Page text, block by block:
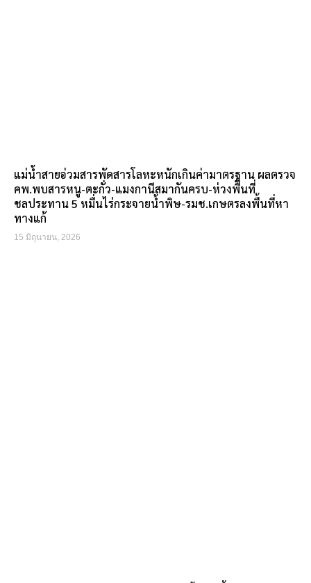
แม่น้ำสายอ่วมสารพัดสารโลหะหนักเกินค่ามาตรฐาน ผลตรวจ
คพ.พบสารหนู-ตะกั่ว-แมงกานีสมากันครบ-ห่วงพื้นที่
ชลประทาน 5 หมื่นไร่กระจายน้ำพิษ-รมช.เกษตรลงพื้นที่หา
ทางแก้
15 มิถุนายน, 2026